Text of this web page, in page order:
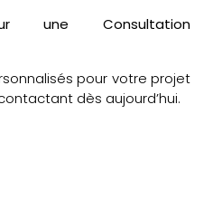
une Consultation
pour votre projet
dès aujourd’hui.